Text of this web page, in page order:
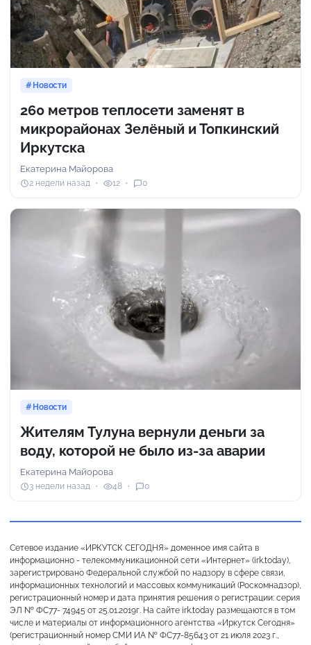
Новости
260 метров теплосети заменят в
микрорайонах Зелёный и Топкинский
Иркутска
Екатерина Майорова
2 недели назад 12 0
Новости
Жителям Тулуна вернули деньги за
воду, которой не было из-за аварии
Екатерина Майорова
3 недели назад 48 0
Сетевое издание «ИРКУТСК СЕГОДНЯ» доменное имя сайта в
информационно - телекоммуникационной сети «Интернет» (irk.today),
зарегистрировано Федеральной службой по надзору в сфере связи,
информационных технологий и массовых коммуникаций (Роскомнадзор),
регистрационный номер и дата принятия решения о регистрации: серия
ЭЛ № ФС77- 74945 от 25.01.2019г. На сайте irk.today размещаются в том
числе и материалы от информационного агентства «Иркутск Сегодня»
(регистрационный номер СМИ ИА № ФС77-85643 от 21 июля 2023 г.,